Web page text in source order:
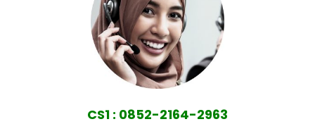
CS1 : 0852-2164-2963